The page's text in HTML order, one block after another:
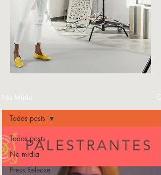
Na Mídia
Todos posts
Na midia
Press Release
Todos posts